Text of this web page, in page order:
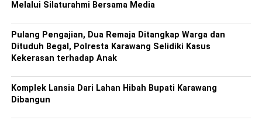
Melalui Silaturahmi Bersama Media
Pulang Pengajian, Dua Remaja Ditangkap Warga dan
Dituduh Begal, Polresta Karawang Selidiki Kasus
Kekerasan terhadap Anak
Komplek Lansia Dari Lahan Hibah Bupati Karawang
Dibangun